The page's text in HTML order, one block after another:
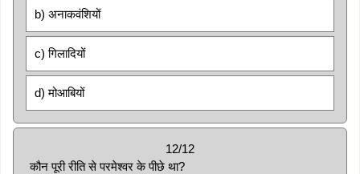
b) अनाकवंशियों
c) गिलादियों
d) मोआबियों
12/12
कौन पूरी रीति से परमेश्वर के पीछे था?